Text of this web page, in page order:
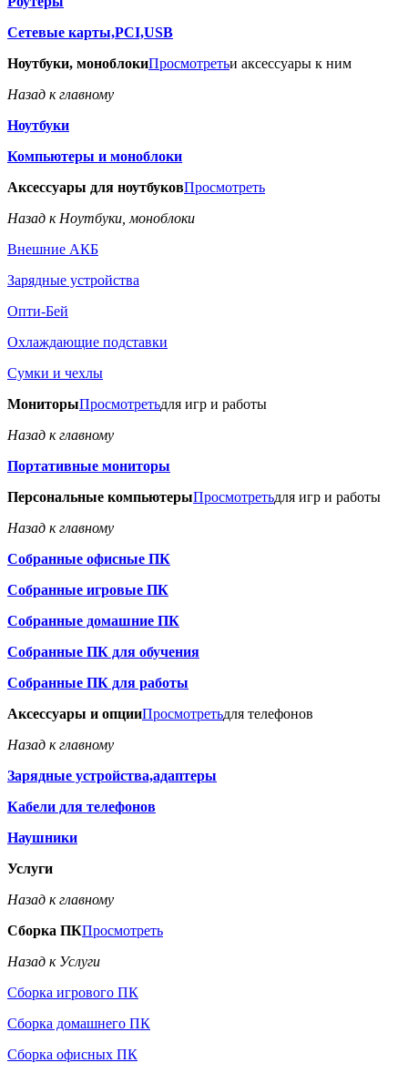
Сетевые карты,PCI,USB
Ноутбуки, моноблокиПросмотретьи аксессуары к ним
Назад к главному
Ноутбуки
Компьютеры и моноблоки
Аксессуары для ноутбуковПросмотреть
Назад к Ноутбуки, моноблоки
Внешние АКБ
Зарядные устройства
Опти-Бей
Охлаждающие подставки
Сумки и чехлы
МониторыПросмотретьдля игр и работы
Назад к главному
Портативные мониторы
Персональные компьютерыПросмотретьдля игр и работы
Назад к главному
Собранные офисные ПК
Собранные игровые ПК
Собранные домашние ПК
Собранные ПК для обучения
Собранные ПК для работы
Аксессуары и опцииПросмотретьдля телефонов
Назад к главному
Зарядные устройства,адаптеры
Кабели для телефонов
Наушники
Услуги
Назад к главному
Сборка ПКПросмотреть
Назад к Услуги
Сборка игрового ПК
Сборка домашнего ПК
Сборка офисных ПК